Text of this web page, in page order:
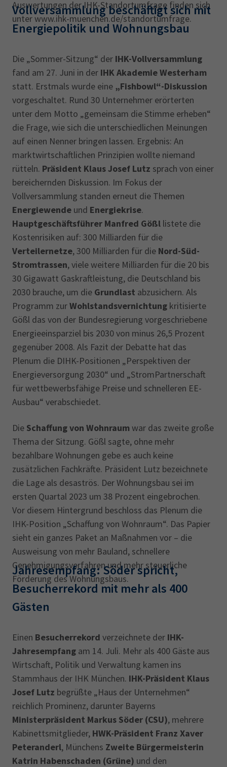
Auswertungen der IHK-Standortumfrage finden sich
unter www.ihk-muenchen.de/standortumfrage.
Vollversammlung beschäftigt sich mit
Energiepolitik und Wohnungsbau
Die „Sommer-Sitzung“ der IHK-Vollversammlung
fand am 27. Juni in der IHK Akademie Westerham
statt. Erstmals wurde eine „Fishbowl“-Diskussion
vorgeschaltet. Rund 30 Unternehmer erörterten
unter dem Motto „gemeinsam die Stimme erheben“
die Frage, wie sich die unterschiedlichen Meinungen
auf einen Nenner bringen lassen. Ergebnis: An
marktwirtschaftlichen Prinzipien wollte niemand
rütteln. Präsident Klaus Josef Lutz sprach von einer
bereichernden Diskussion. Im Fokus der
Vollversammlung standen erneut die Themen
Energiewende und Energiekrise.
Hauptgeschäftsführer Manfred Gößl listete die
Kostenrisiken auf: 300 Milliarden für die
Verteilernetze, 300 Milliarden für die Nord-Süd-
Stromtrassen, viele weitere Milliarden für die 20 bis
30 Gigawatt Gaskraftleistung, die Deutschland bis
2030 brauche, um die Grundlast abzusichern. Als
Programm zurWohlstandsvernichtung kritisierte
Gößl das von der Bundesregierung vorgeschriebene
Energieeinsparziel bis 2030 von minus 26,5 Prozent
gegenüber 2008. Als Fazit der Debatte hat das
Plenum die DIHK-Positionen „Perspektiven der
Energieversorgung 2030“ und „StromPartnerschaft
für wettbewerbsfähige Preise und schnelleren EE-
Ausbau“ verabschiedet.
Die Schaffung von Wohnraum war das zweite große
Thema der Sitzung. Gößl sagte, ohne mehr
bezahlbare Wohnungen gebe es auch keine
zusätzlichen Fachkräfte. Präsident Lutz bezeichnete
die Lage als desaströs. Der Wohnungsbau sei im
ersten Quartal 2023 um 38 Prozent eingebrochen.
Vor diesem Hintergrund beschloss das Plenum die
IHK-Position „Schaffung von Wohnraum“. Das Papier
sieht ein ganzes Paket an Maßnahmen vor – die
Ausweisung von mehr Bauland, schnellere
Genehmigungsverfahren und mehr steuerliche
Förderung des Wohnungsbaus.
Jahresempfang: Söder spricht,
Besucherrekord mit mehr als 400
Gästen
Einen Besucherrekord verzeichnete der IHK-
Jahresempfang am 14. Juli. Mehr als 400 Gäste aus
Wirtschaft, Politik und Verwaltung kamen ins
Stammhaus der IHK München. IHK-Präsident Klaus
Josef Lutz begrüßte „Haus der Unternehmen“
reichlich Prominenz, darunter Bayerns
Ministerpräsident Markus Söder (CSU), mehrere
Kabinettsmitglieder, HWK-Präsident Franz Xaver
Peteranderl, Münchens Zweite Bürgermeisterin
Katrin Habenschaden (Grüne) und den